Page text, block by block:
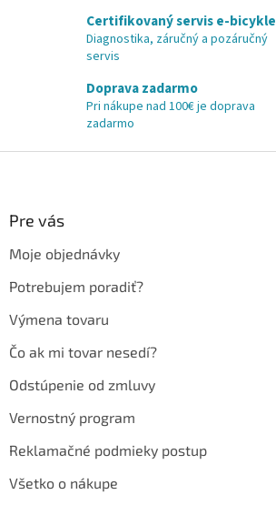
Certifikovaný servis e-bicykle
Diagnostika, záručný a pozáručný
servis
Doprava zadarmo
Pri nákupe nad 100€ je doprava
zadarmo
Pre vás
Moje objednávky
Potrebujem poradiť?
Výmena tovaru
Čo ak mi tovar nesedí?
Odstúpenie od zmluvy
Vernostný program
Reklamačné podmieky postup
Všetko o nákupe